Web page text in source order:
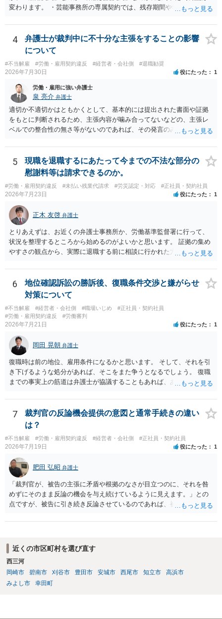
変わります。 ・芸能事務所の専属契約では、残存期間や報酬額、投下
務上よくあるからといって当然に適法という意味ではなく、実際の損
害との対応関係や合理性が重要です。 ・違約金に上限がなくても、常
に有効になるわけではありません。契約が労働契約に近い実態なら労
基法16条で無効となる余地があり、そうでなくても、金額が事務所の
損害と比べて過大なら無効や減額が争点になります。 ・契約前の修正
交渉は一般的です。 交渉の方向としては、上限額を設ける、実損害ベ
ースにする、算定根拠を明確化する、違約金ではなく「合理的な実
費・未回収費用のみ」に限定する、などが典型です。 ・弁護士に契約
前に契約書の内容をレビューしてもらう価値は十分にあると思われま
す。 争点は、契約類型が雇用か業務委託か、実態として労働者性があ
るか、解除事由が双方にどう定められているか、違約金の算定根拠が
合理的か、という複数論点に分かれます。契約前なら、交渉のパワー
バランスの問題もありますが、修正余地があるうえ、後から争うより
コストを抑えやすいので、資料等を持参の上弁護士に確認されること
をお勧めします。 ・事務所側の解除でも、解除理由によってはタレン
ト側に損害賠償が発生する建付けになっていることはあります。ただ
し、事務所側が一方的に解除したのにタレントへ違約金を課す設計
は、合理性や対価性を欠くとして争いやすいです。逆に、タレント側
の重大な契約違反がある場合は、実損害の範囲で請求される可能性は
あります。
4
弁護士が裁判中に不十分な主張をすることの影響
について
#不当解雇 #労働・雇用契約違反 #経営者・会社側 #退職勧奨
2026年7月30日 役にたった 1
労働・雇用に強い弁護士
泉 亮介 弁護士
適切か不適切かはともかくとして、基本的には提出された書面や証拠
をもとに判断されるため、主張内容が噛み合ってないなどの、主張レ
ベルでの整合性の無さ等がないのであれば、その発言のみで大きく不
5
現職を退職するにあたって今までの不法な部分の
慰謝料等は請求できるのか。
#労働・雇用契約違反 #未払い残業代請求 #労災認定・対応 #正社員・契約社員
2026年7月23日 役にたった 1
正木 友啓 弁護士
とりあえずは、お近くの弁護士事務所か、労働基準監督署に行って、
状況を整理するところから始めるのがよいかと思います。 証拠の集め
やすさの観点から、実際に退職する前に相談に行かれた方がよいかと
6
地位確認訴訟の勝訴後、復職条件交渉と嫌がらせ
対策について
#不当解雇 #経営者・会社側 #職場いじめ
#正社員・契約社員
#労働・雇用契約違反
#労働審判
2026年7月21日 役にたった 1
岡田 晃朝 弁護士
復職時は前の地位、雇用条件になるかと思います。 そして、それを引
き下げるような処分があれば、そこをまた争うとなるでしょう。 復職
までの事実上の筋道は弁護士が協議することもあれば、あなたがご自
ょうから、別途費用が発生することもありますが、出勤日時の設定く
らいならサービスでしてくれるかもしれません。
7
裁判官の反論機会提供の意図と通常手続きの違い
は？
#不当解雇 #労働・雇用契約違反 #経営者・会社側 #正社員・契約社員
2026年7月19日 役にたった 1
肥田 弘昭 弁護士
「裁判官が、被告の主張に矛盾や根拠のなさが目立つのに、それを咎
めずにそのまま反論の機会を与え続けているように見えます。」との
点ですが、被告に引き続き反論させているのであれば、被告の主張が
くしている場合があります。被告がこれ以上ありませんと言えば終わ
近くの市区町村を選び直す
西三河
岡崎市
碧南市 刈谷市 豊田市 安城市 西尾市 知立市
高浜市
みよし市
幸田町